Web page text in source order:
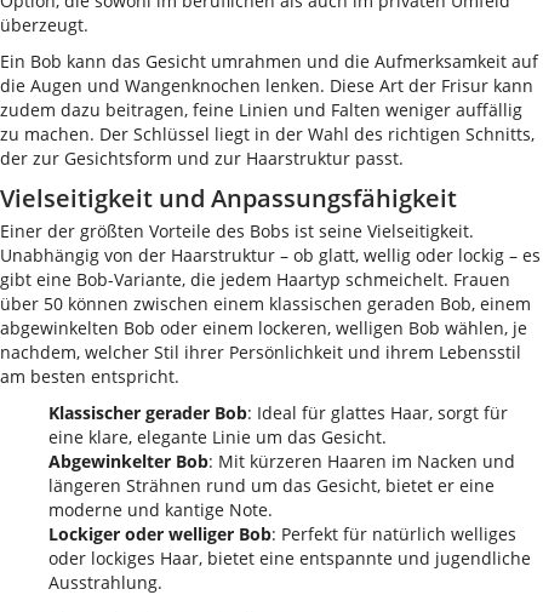
überzeugt.
Ein Bob kann das Gesicht umrahmen und die Aufmerksamkeit auf
die Augen und Wangenknochen lenken. Diese Art der Frisur kann
zudem dazu beitragen, feine Linien und Falten weniger auffällig
zu machen. Der Schlüssel liegt in der Wahl des richtigen Schnitts,
der zur Gesichtsform und zur Haarstruktur passt.
Vielseitigkeit und Anpassungsfähigkeit
Einer der größten Vorteile des Bobs ist seine Vielseitigkeit.
Unabhängig von der Haarstruktur – ob glatt, wellig oder lockig – es
gibt eine Bob-Variante, die jedem Haartyp schmeichelt. Frauen
über 50 können zwischen einem klassischen geraden Bob, einem
abgewinkelten Bob oder einem lockeren, welligen Bob wählen, je
nachdem, welcher Stil ihrer Persönlichkeit und ihrem Lebensstil
am besten entspricht.
Klassischer gerader Bob: Ideal für glattes Haar, sorgt für
eine klare, elegante Linie um das Gesicht.
Abgewinkelter Bob: Mit kürzeren Haaren im Nacken und
längeren Strähnen rund um das Gesicht, bietet er eine
moderne und kantige Note.
Lockiger oder welliger Bob: Perfekt für natürlich welliges
oder lockiges Haar, bietet eine entspannte und jugendliche
Ausstrahlung.